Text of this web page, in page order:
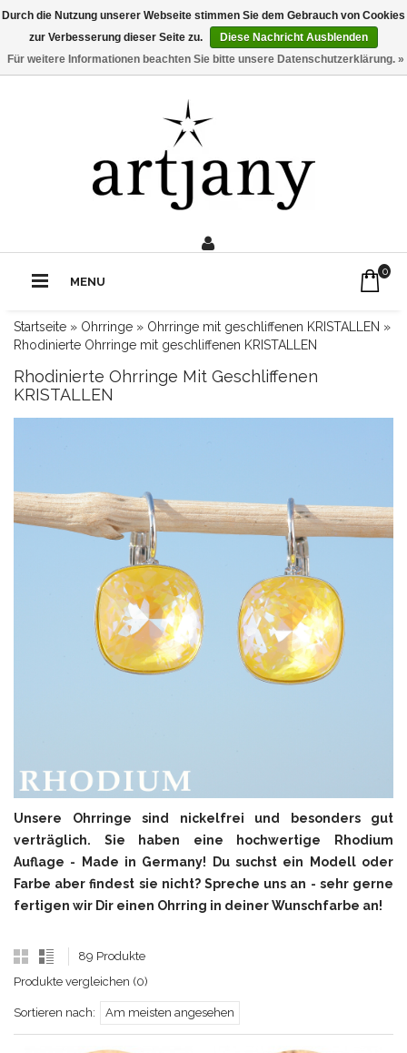
Rufe uns an:0211 - 210 310 2
MENU
0
Startseite » Ohrringe » Ohrringe mit geschliffenen KRISTALLEN »
Rhodinierte Ohrringe mit geschliffenen KRISTALLEN
Rhodinierte Ohrringe Mit Geschliffenen
KRISTALLEN
Unsere Ohrringe sind nickelfrei und besonders gut
verträglich. Sie haben eine hochwertige Rhodium
Auflage - Made in Germany!
Du suchst ein Modell oder
Farbe aber findest sie nicht? Spreche uns an - sehr gerne
fertigen wir Dir einen Ohrring in deiner Wunschfarbe an!
89 Produkte
Produkte vergleichen (0)
Sortieren nach: Am meisten angesehen
Durch die Nutzung unserer Webseite stimmen Sie dem Gebrauch von Cookies
zur Verbesserung dieser Seite zu.
Diese Nachricht Ausblenden
Für weitere Informationen beachten Sie bitte unsere Datenschutzerklärung. »